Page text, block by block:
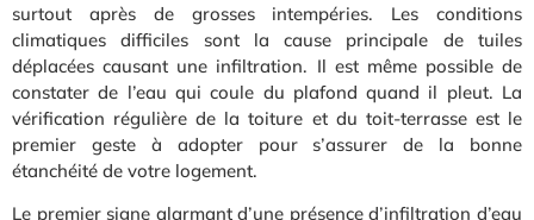
surtout après de grosses intempéries. Les conditions
climatiques difficiles sont la cause principale de tuiles
déplacées causant une infiltration. Il est même possible de
constater de l’eau qui coule du plafond quand il pleut. La
vérification régulière de la toiture et du toit-terrasse est le
premier geste à adopter pour s’assurer de la bonne
étanchéité de votre logement.
Le premier signe alarmant d’une présence d’infiltration d’eau